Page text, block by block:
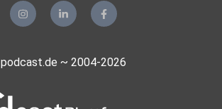
podcast.de ~ 2004-2026